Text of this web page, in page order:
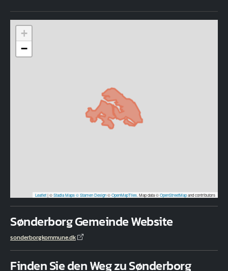
+
−
Leaflet|©Stadia Maps© Stamen Design©OpenMapTiles . Map data ©OpenStreetMapand contributors
Sønderborg Gemeinde Website
sonderborgkommune.dk
Finden Sie den Weg zu Sønderborg